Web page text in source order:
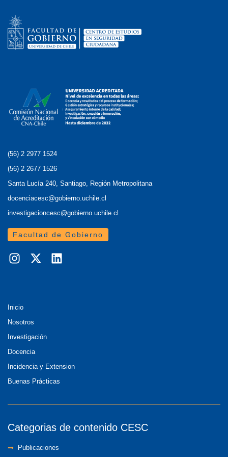
(56) 2 2977 1524
(56) 2 2677 1526
Santa Lucía 240, Santiago, Región Metropolitana
docenciacesc@gobierno.uchile.cl
investigacioncesc@gobierno.uchile.cl
Facultad de Gobierno
Inicio
Nosotros
Investigación
Docencia
Incidencia y Extension
Buenas Prácticas
Categorias de contenido CESC
Publicaciones